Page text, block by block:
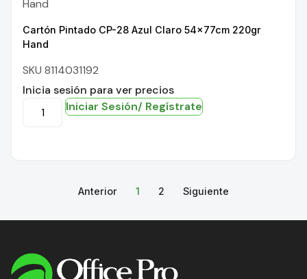
Hand
Cartón Pintado CP-28 Azul Claro 54x77cm 220gr
Hand
SKU 8114031192
Inicia sesión para ver precios
Iniciar Sesión/ Regístrate
Anterior 1 2 Siguiente